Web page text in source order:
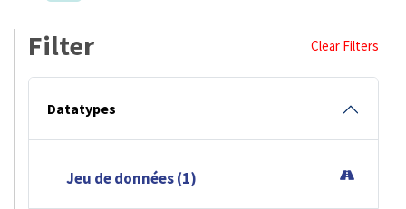
Filter Clear Filters
Datatypes
Jeu de données (1)